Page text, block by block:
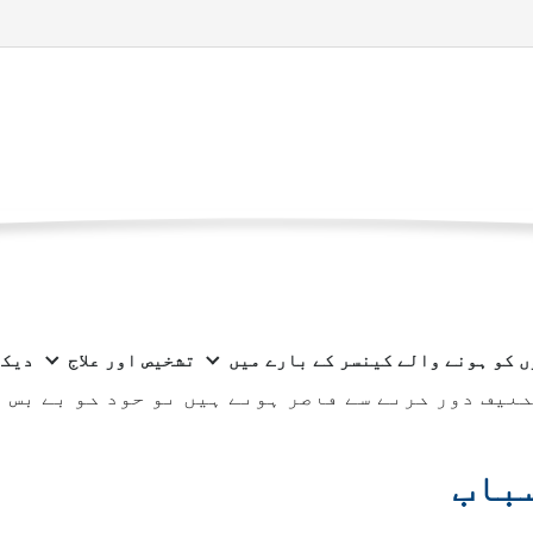
کو ہونے والے کینسر کے بارے میں تشخیص اور علاج
جب بچے کو تکلیف ہوتی ہے، تو والدین اپنے آپ
دور کرنے سے قاصر ہوتے ہیں تو خود کو بے بس